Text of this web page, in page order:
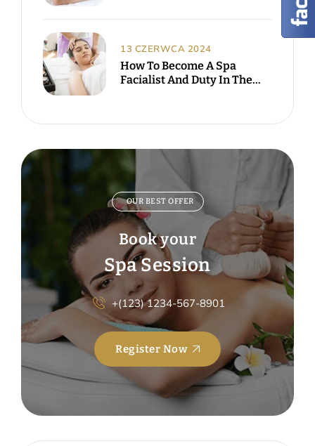
How To Become A Spa
Facialist And Duty In The
13 CZERWCA 2024
OUR BEST OFFER
Book your
Spa Session
+(123) 1234-567-8901
Register Now